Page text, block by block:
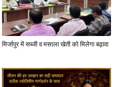
मिर्जापुर में सब्जी व मसाला खेती को मिलेगा बढ़ावा